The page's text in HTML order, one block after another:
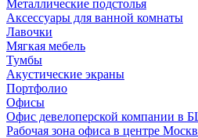
Металлические подстолья
Аксессуары для ванной комнаты
Лавочки
Мягкая мебель
Тумбы
Акустические экраны
Портфолио
Офисы
Офис девелоперской компании в
Рабочая зона офиса в центре